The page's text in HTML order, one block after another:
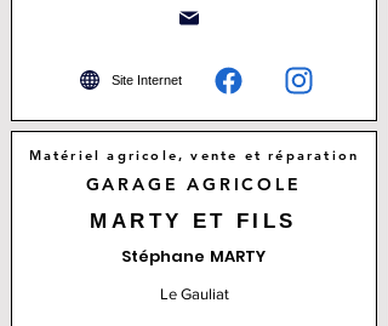
Site Internet
Matériel agricole, vente et réparation
GARAGE AGRICOLE
MARTY ET FILS
Stéphane MARTY
Le Gauliat